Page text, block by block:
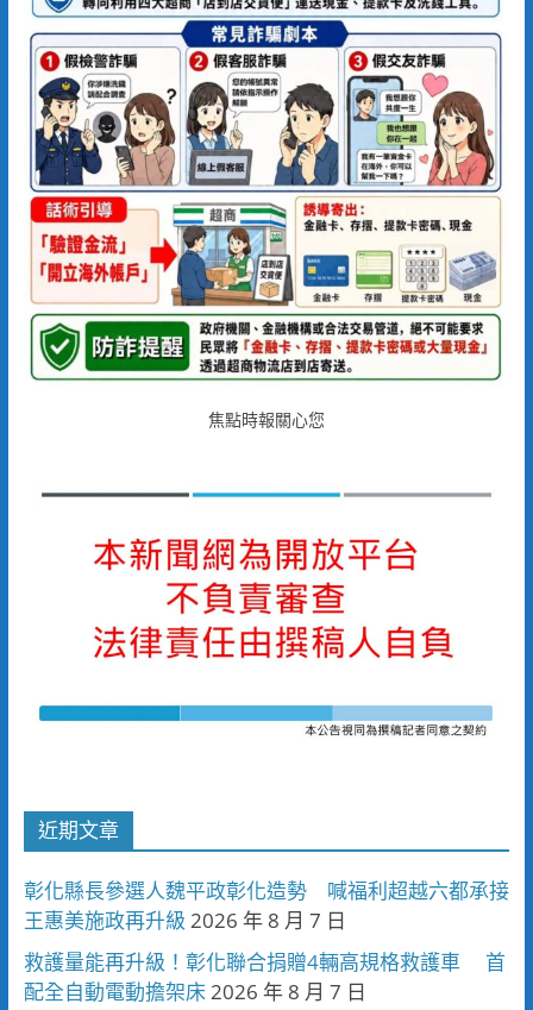
焦點時報關心您
近期文章
彰化縣長參選人魏平政彰化造勢 喊福利超越六都承接
王惠美施政再升級 2026 年 8 月 7 日
救護量能再升級！彰化聯合捐贈4輛高規格救護車 首
配全自動電動擔架床2026 年 8 月 7 日